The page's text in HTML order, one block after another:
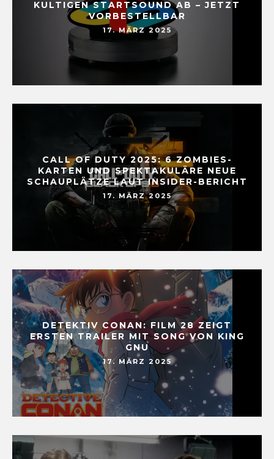
KULTIGEN STARTSOUND AB – JETZT
VORBESTELLBAR
17. MÄRZ 2025
CALL OF DUTY 2025: 6 ZOMBIES-
KARTEN UND SPEKTAKULÄRE NEUE
SCHAUPLÄTZE LAUT INSIDER-BERICHT
17. MÄRZ 2025
DETEKTIV CONAN: FILM 28 ZEIGT
ERSTEN TRAILER MIT SONG VON KING
GNU
17. MÄRZ 2025